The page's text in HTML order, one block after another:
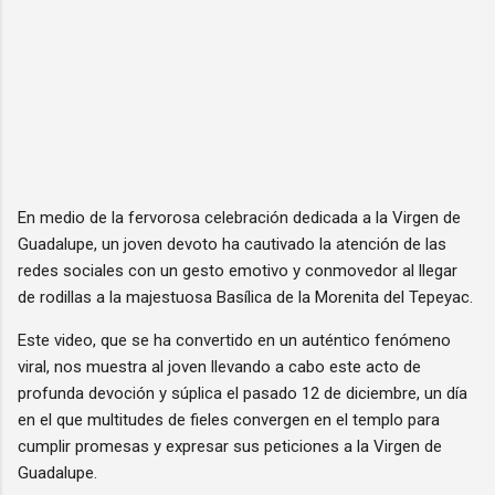
En medio de la fervorosa celebración dedicada a la Virgen de
Guadalupe, un joven devoto ha cautivado la atención de las
redes sociales con un gesto emotivo y conmovedor al llegar
de rodillas a la majestuosa Basílica de la Morenita del Tepeyac.
Este video, que se ha convertido en un auténtico fenómeno
viral, nos muestra al joven llevando a cabo este acto de
profunda devoción y súplica el pasado 12 de diciembre, un día
en el que multitudes de fieles convergen en el templo para
cumplir promesas y expresar sus peticiones a la Virgen de
Guadalupe.